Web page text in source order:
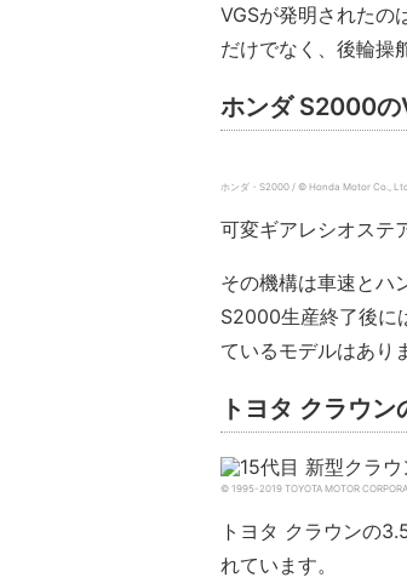
VGSが発明されたの
だけでなく、後輪操
ホンダ S2000の
ホンダ・S2000 / © Honda Motor Co.,
可変ギアレシオステ
その機構は車速とハ
S2000生産終了後に
ているモデルはあり
トヨタ クラウン
© 1995-2019 TOYOTA MOTOR
トヨタ クラウンの
れています。